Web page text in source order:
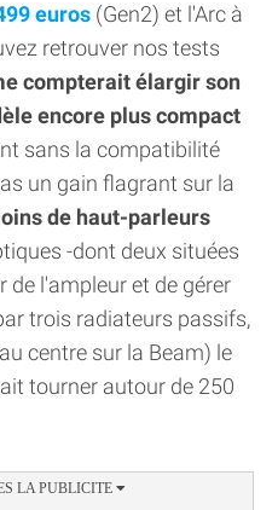
euros (Gen2) et l'Arc à
retrouver nos tests
compterait élargir son
encore plus compact
sans la compatibilité
un gain flagrant sur la
de haut-parleurs
-dont deux situées
l'ampleur et de gérer
trois radiateurs passifs,
centre sur la Beam) le
tourner autour de 250